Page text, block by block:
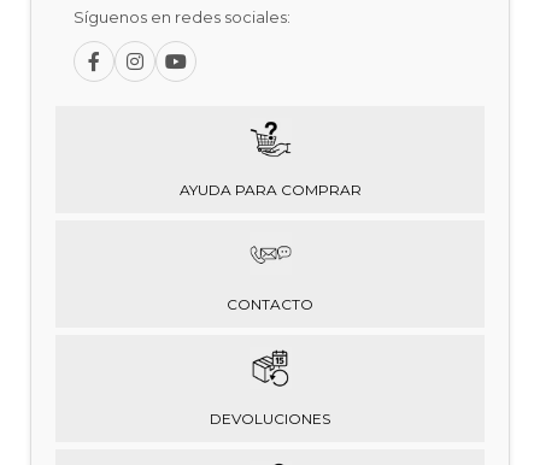
Síguenos en redes sociales:
AYUDA PARA COMPRAR
CONTACTO
DEVOLUCIONES